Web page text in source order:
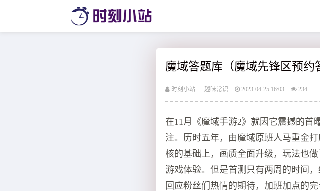
魔域答题库（魔域先锋区预约
时刻小站 趣味常识 2023-04-25 16:03 234
在11月《魔域手游2》就因它震撼的首
注。历时五年，由魔域原班人马重金
核的基础上，画质全面升级，玩法也
游戏体验。但是首测只有两周的时间
回应粉丝们热情的期待，加班加点的